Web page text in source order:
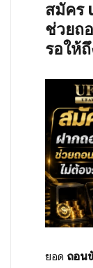
สมัคร
ช่วยถ
รอให้
ยอด ถอน